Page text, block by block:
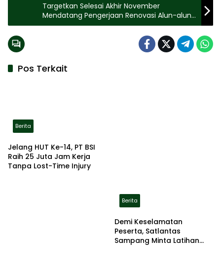
Targetkan Selesai Akhir November
Mendatang Pengerjaan Renovasi Alun-alun
Jember Capai 95 persen
Pos Terkait
Berita
Jelang HUT Ke-14, PT BSI
Raih 25 Juta Jam Kerja
Tanpa Lost-Time Injury
Berita
Demi Keselamatan
Peserta, Satlantas
Sampang Minta Latihan